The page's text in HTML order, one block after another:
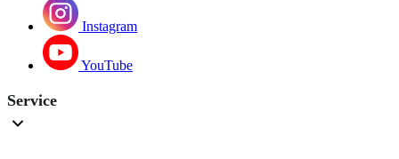
Instagram
YouTube
Service